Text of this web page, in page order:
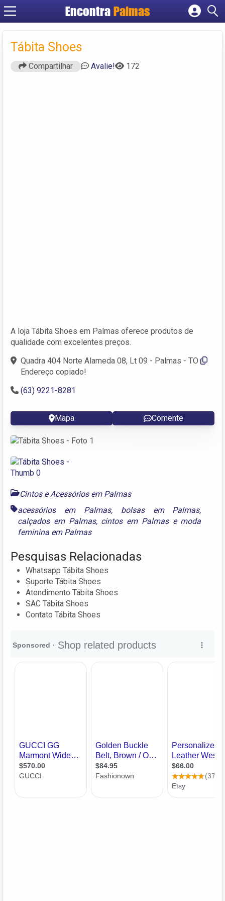
Encontra Palmas
Cadastrar empresa
Tábita Shoes
Compartilhar Avalie! 172
A loja Tábita Shoes em Palmas oferece produtos de
qualidade com excelentes preços.
Quadra 404 Norte Alameda 08, Lt 09 - Palmas - TO
Endereço copiado!
(63) 9221-8281
Mapa Comente
Cintos e Acessórios em Palmas
acessórios em Palmas, bolsas em Palmas,
calçados em Palmas, cintos em Palmase moda
feminina em Palmas
Pesquisas Relacionadas
Whatsapp Tábita Shoes
Suporte Tábita Shoes
Atendimento Tábita Shoes
SAC Tábita Shoes
Contato Tábita Shoes